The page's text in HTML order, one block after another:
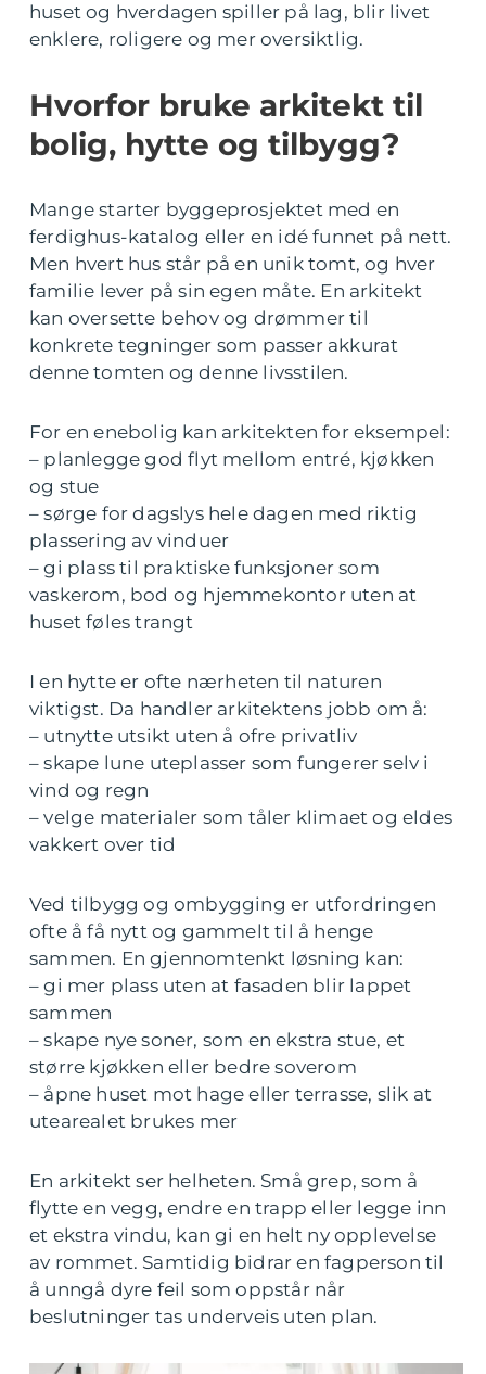
huset og hverdagen spiller på lag, blir livet
enklere, roligere og mer oversiktlig.
Hvorfor bruke arkitekt til
bolig, hytte og tilbygg?
Mange starter byggeprosjektet med en
ferdighus-katalog eller en idé funnet på nett.
Men hvert hus står på en unik tomt, og hver
familie lever på sin egen måte. En arkitekt
kan oversette behov og drømmer til
konkrete tegninger som passer akkurat
denne tomten og denne livsstilen.
For en enebolig kan arkitekten for eksempel:
– planlegge god flyt mellom entré, kjøkken
og stue
– sørge for dagslys hele dagen med riktig
plassering av vinduer
– gi plass til praktiske funksjoner som
vaskerom, bod og hjemmekontor uten at
huset føles trangt
I en hytte er ofte nærheten til naturen
viktigst. Da handler arkitektens jobb om å:
– utnytte utsikt uten å ofre privatliv
– skape lune uteplasser som fungerer selv i
vind og regn
– velge materialer som tåler klimaet og eldes
vakkert over tid
Ved tilbygg og ombygging er utfordringen
ofte å få nytt og gammelt til å henge
sammen. En gjennomtenkt løsning kan:
– gi mer plass uten at fasaden blir lappet
sammen
– skape nye soner, som en ekstra stue, et
større kjøkken eller bedre soverom
– åpne huset mot hage eller terrasse, slik at
utearealet brukes mer
En arkitekt ser helheten. Små grep, som å
flytte en vegg, endre en trapp eller legge inn
et ekstra vindu, kan gi en helt ny opplevelse
av rommet. Samtidig bidrar en fagperson til
å unngå dyre feil som oppstår når
beslutninger tas underveis uten plan.